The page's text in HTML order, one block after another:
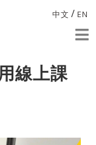
中文 / EN
線上課